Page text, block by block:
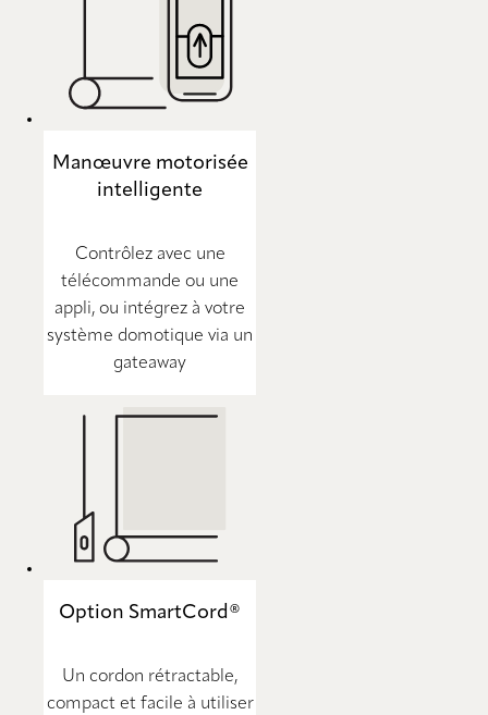
Manœuvre motorisée
intelligente
Contrôlez avec une
télécommande ou une
appli, ou intégrez à votre
système domotique via un
gateaway
Option SmartCord®
Un cordon rétractable,
compact et facile à utiliser